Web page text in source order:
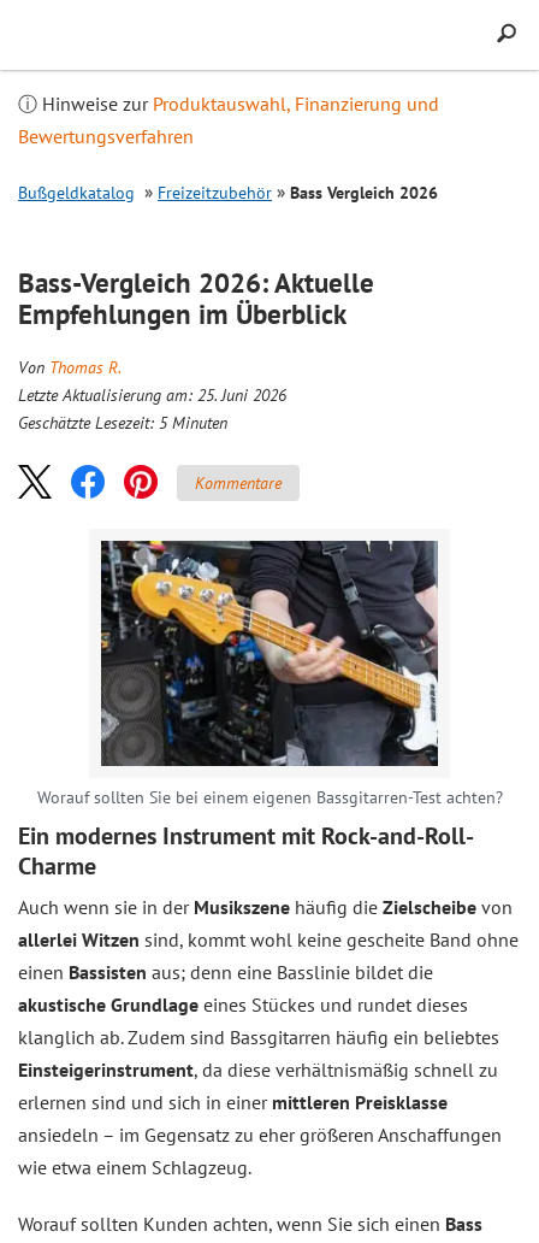
ⓘ Hinweise zur Produktauswahl, Finanzierung und
Bewertungsverfahren
Bußgeldkatalog Freizeitzubehör Bass Vergleich 2026
Bass-Vergleich 2026: Aktuelle
Empfehlungen im Überblick
Von Thomas R.
Letzte Aktualisierung am: 25. Juni 2026
Geschätzte Lesezeit: 5 Minuten
Kommentare
Worauf sollten Sie bei einem eigenen Bassgitarren-Test achten?
Ein modernes Instrument mit Rock-and-Roll-
Charme
Auch wenn sie in der Musikszene häufig die Zielscheibe von
allerlei Witzen sind, kommt wohl keine gescheite Band ohne
einen Bassisten aus; denn eine Basslinie bildet die
akustische Grundlage eines Stückes und rundet dieses
klanglich ab. Zudem sind Bassgitarren häufig ein beliebtes
Einsteigerinstrument, da diese verhältnismäßig schnell zu
erlernen sind und sich in einer mittleren Preisklasse
ansiedeln – im Gegensatz zu eher größeren Anschaffungen
wie etwa einem Schlagzeug.
Worauf sollten Kunden achten, wenn Sie sich einen Bass